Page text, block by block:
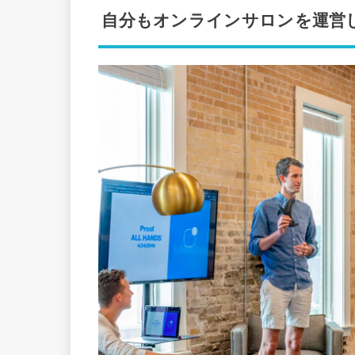
自分もオンラインサロンを運営